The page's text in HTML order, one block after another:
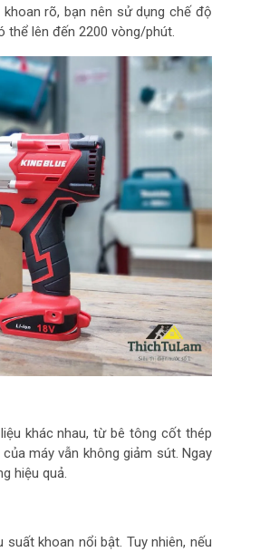
rõ, bạn nên sử dụng chế độ
lên đến 2200 vòng/phút.
khác nhau, từ bê tông cốt thép
máy vẫn không giảm sút. Ngay
hiệu quả.
khoan nổi bật. Tuy nhiên, nếu